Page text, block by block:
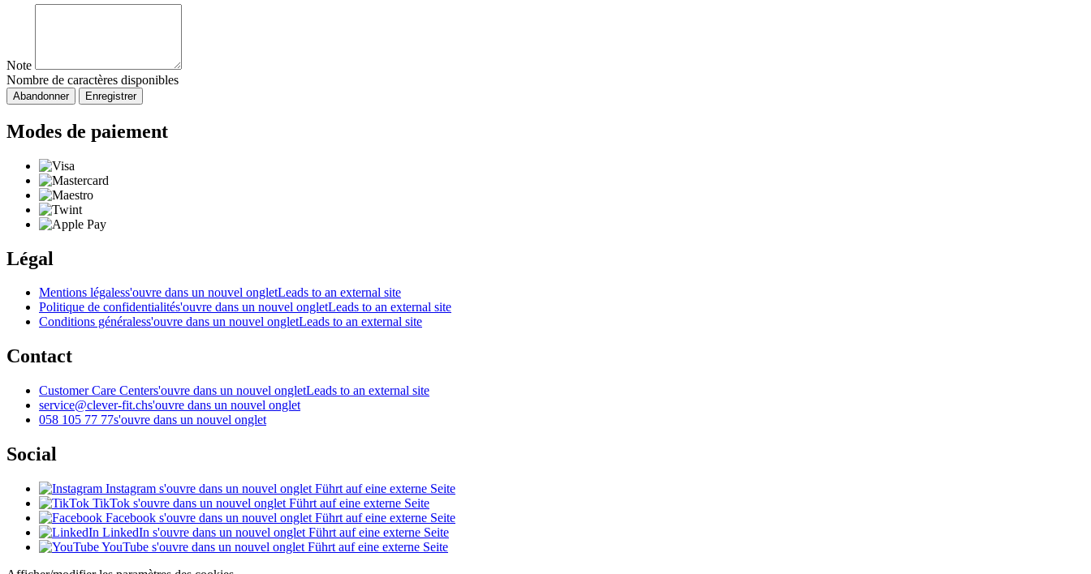
Note
Nombre de caractères disponibles
Abandonner Enregistrer
Modes de paiement
Légal
Mentions légaless'ouvre dans un nouvel ongletLeads to an external site
Politique de confidentialités'ouvre dans un nouvel ongletLeads to an external site
Conditions généraless'ouvre dans un nouvel ongletLeads to an external site
Contact
Customer Care Centers'ouvre dans un nouvel ongletLeads to an external site
service@clever-fit.chs'ouvre dans un nouvel onglet
058 105 77 77s'ouvre dans un nouvel onglet
Social
Instagram s'ouvre dans un nouvel onglet Führt auf eine externe Seite
TikTok s'ouvre dans un nouvel onglet Führt auf eine externe Seite
Facebook s'ouvre dans un nouvel onglet Führt auf eine externe Seite
LinkedIn s'ouvre dans un nouvel onglet Führt auf eine externe Seite
YouTube s'ouvre dans un nouvel onglet Führt auf eine externe Seite